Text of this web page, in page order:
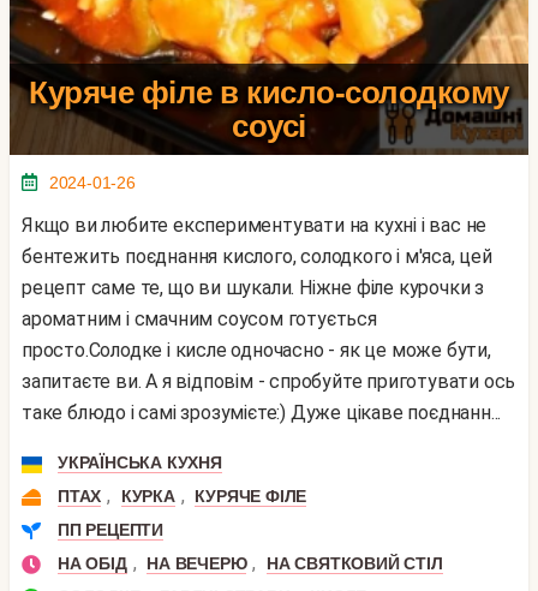
Куряче філе в кисло-солодкому
соусі
2024-01-26
Якщо ви любите експериментувати на кухні і вас не
бентежить поєднання кислого, солодкого і м'яса, цей
рецепт саме те, що ви шукали. Ніжне філе курочки з
ароматним і смачним соусом готується
просто.Солодке і кисле одночасно - як це може бути,
запитаєте ви. А я відповім - спробуйте приготувати ось
таке блюдо і самі зрозумієте:) Дуже цікаве поєднанн...
УКРАЇНСЬКА КУХНЯ
ПТАХ , КУРКА ,
КУРЯЧЕ ФІЛЕ
ПП РЕЦЕПТИ
НА ОБІД , НА ВЕЧЕРЮ ,
НА СВЯТКОВИЙ СТІЛ